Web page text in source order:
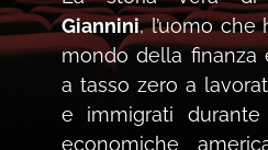
Giannini, l’uomo che
mondo della finanza
a tasso zero a
e immigrati
economiche